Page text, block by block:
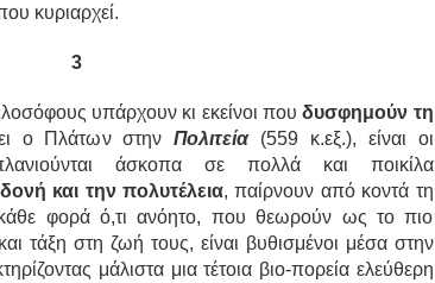
κυριαρχεί.
3
υπάρχουν κι εκείνοι πουδυσφημούν τη
ο Πλάτων στηνΠολιτεία(559 κ.εξ.), είναι οι
άσκοπα σε πολλά και ποικίλα
και την πολυτέλεια, παίρνουν από κοντά τη
φορά ό,τι ανόητο, που θεωρούν ως το πιο
τάξη στη ζωή τους, είναι βυθισμένοι μέσα στην
μάλιστα μια τέτοια βιο-πορεία ελεύθερη